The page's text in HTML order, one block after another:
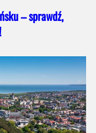
– sprawdź,